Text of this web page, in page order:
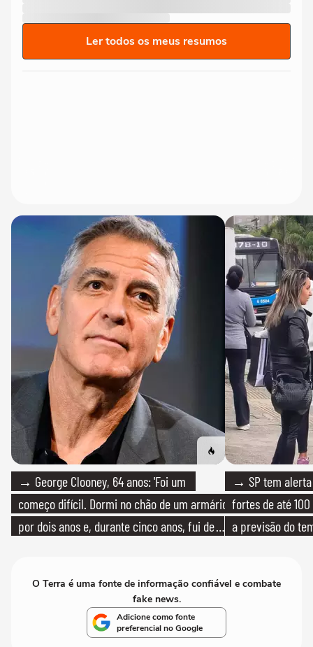
Ler todos os meus resumos
→ George Clooney, 64 anos: 'Foi um
começo difícil. Dormi no chão de um armário
por dois anos e, durante cinco anos, fui de
→ SP tem
fortes de até
a previsão do
O Terra é uma fonte de informação confiável e combate
fake news.
Adicione como fonte
preferencial no Google